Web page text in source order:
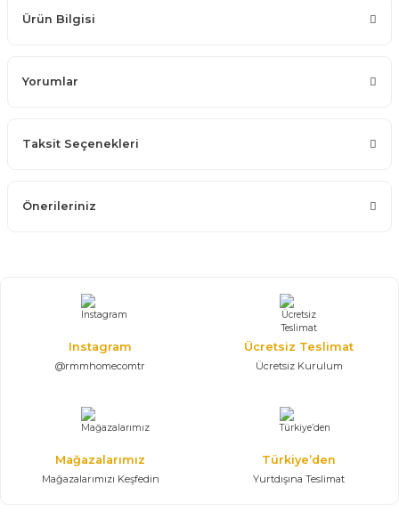
Ürün Bilgisi
Yorumlar
Taksit Seçenekleri
Önerileriniz
Instagram
@rmmhomecomtr
Ücretsiz Teslimat
Ücretsiz Kurulum
Mağazalarımız
Mağazalarımızı Keşfedin
Türkiye’den
Yurtdışına Teslimat